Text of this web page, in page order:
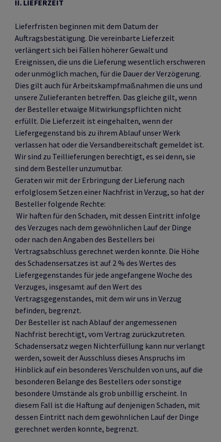
II. LIEFERZEIT
Lieferfristen beginnen mit dem Datum der
Auftragsbestätigung. Die vereinbarte Lieferzeit
verlängert sich bei Fällen höherer Gewalt und
Ereignissen, die uns die Lieferung wesentlich erschweren
oder unmöglich machen, für die Dauer der Verzögerung.
Dies gilt auch für Arbeitskampfmaßnahmen die uns und
unsere Zulieferanten betreffen. Das gleiche gilt, wenn
der Besteller etwaige Mitwirkungspflichten nicht
erfüllt. Die Lieferzeit ist eingehalten, wenn der
Liefergegenstand bis zu ihrem Ablauf unser Werk
verlassen hat oder die Versandbereitschaft gemeldet ist.
Wir sind zu Teillieferungen berechtigt, es sei denn, sie
sind dem Besteller unzumutbar.
Geraten wir mit der Erbringung der Lieferung nach
erfolglosem Setzen einer Nachfrist in Verzug, so hat der
Besteller folgende Rechte:
Wir haften für den Schaden, mit dessen Eintritt infolge
des Verzuges nach dem gewöhnlichen Lauf der Dinge
oder nach den Angaben des Bestellers bei
Vertragsabschluss gerechnet werden konnte. Die Höhe
des Schadensersatzes ist auf 2 % des Wertes des
Liefergegenstandes für jede angefangene Woche des
Verzuges, insgesamt auf den Wert des
Vertragsgegenstandes, mit dem wir uns in Verzug
befinden, begrenzt.
Der Besteller ist nach Ablauf der angemessenen
Nachfrist berechtigt, vom Vertrag zurückzutreten.
Schadensersatz wegen Nichterfüllung kann nur verlangt
werden, soweit der Ausschluss dieses Anspruchs im
Hinblick auf ein besonderes Verschulden von uns, auf die
besonderen Belange des Bestellers oder sonstige
besondere Umstände als grob unbillig erscheint. In
diesem Fall ist die Haftung auf denjenigen Schaden, mit
dessen Eintritt nach dem gewöhnlichen Lauf der Dinge
gerechnet werden konnte, begrenzt.